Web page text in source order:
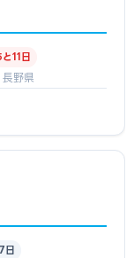
と11日
野県
日